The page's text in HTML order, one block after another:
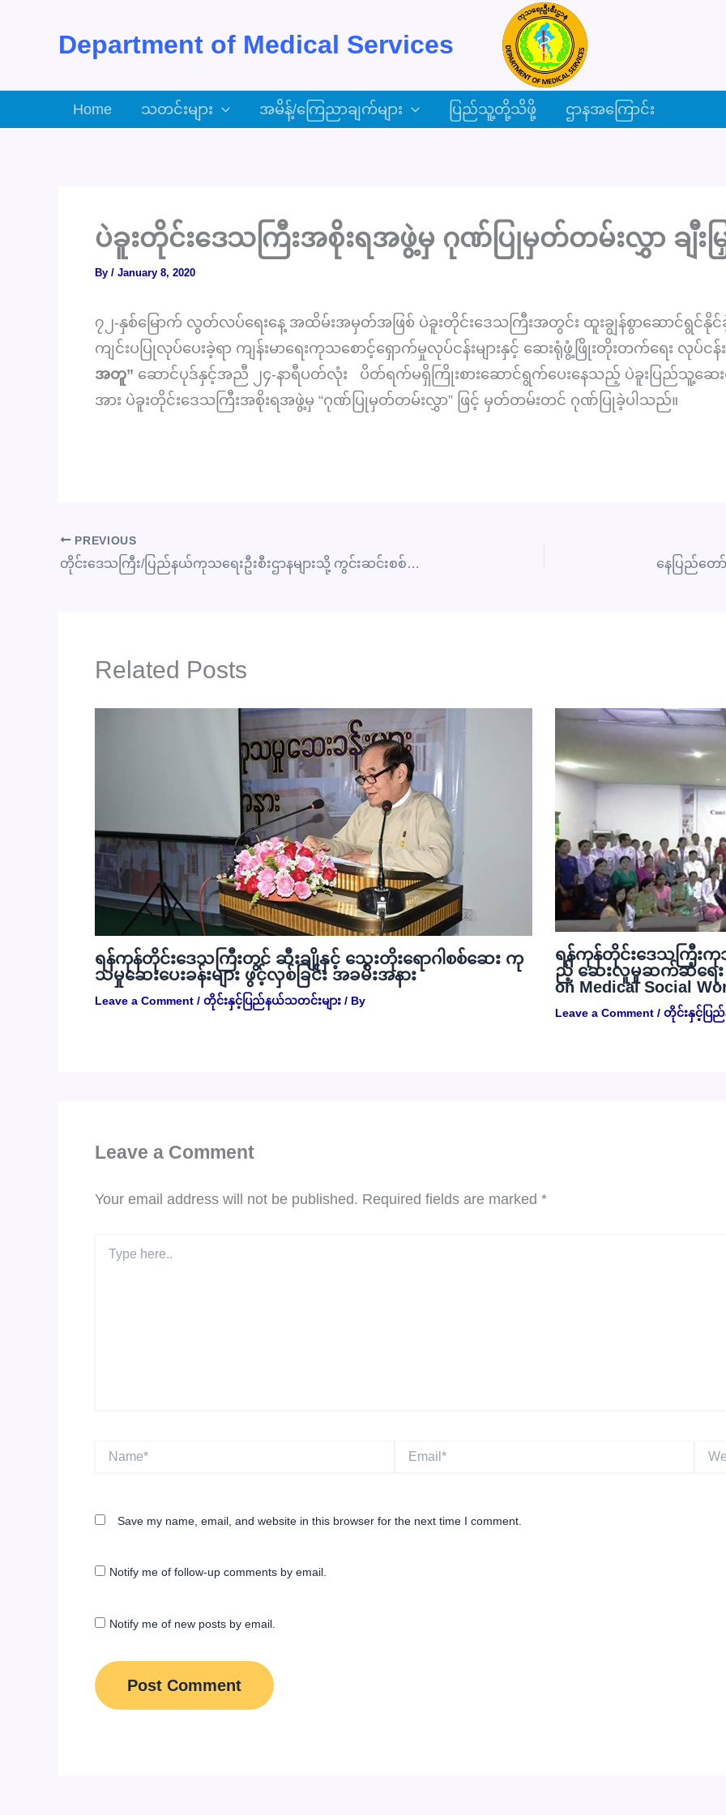
Department of Medical Services
Home သတင်းများ အမိန့်/ကြေညာချက်များ ပြည်သူ့တို့သိဖို့ ဌာနအကြောင်း
ပဲခူးတိုင်းဒေသကြီးအစိုးရအဖွဲ့မှ ဂုဏ်ပြုမှတ်တမ်းလွှာ ချီးမြှ
By / January 8, 2020
၇၂-နှစ်မြောက် လွတ်လပ်ရေးနေ့ အထိမ်းအမှတ်အဖြစ် ပဲခူးတိုင်းဒေသကြီးအတွင်း ထူးချွန်စွာဆောင်ရွင်နိုင်ခဲ့
ကျင်းပပြုလုပ်ပေးခဲ့ရာ ကျန်းမာရေးကုသစောင့်ရှောက်မှုလုပ်ငန်းများနှင့် ဆေးရုံဖွံ့ဖြိုးတိုးတက်ရေး လုပ်
အတူ” ဆောင်ပုဒ်နှင့်အညီ ၂၄-နာရီပတ်လုံး ပိတ်ရက်မရှိကြိုးစားဆောင်ရွက်ပေးနေသည့် ပဲခူးပြည်သူ့ဆေး
အား ပဲခူးတိုင်းဒေသကြီးအစိုးရအဖွဲ့မှ “ဂုဏ်ပြုမှတ်တမ်းလွှာ” ဖြင့် မှတ်တမ်းတင် ဂုဏ်ပြုခဲ့ပါသည်။
PREVIOUS
တိုင်းဒေသကြီး/ပြည်နယ်ကုသရေးဦးစီးဌာနများသို့ ကွင်းဆင်းစစ်ဆေးခြင်း
Related Posts
ရန်ကုန်တိုင်းဒေသကြီးတွင် ဆီးချိုနှင့် သွေးတိုးရောဂါစစ်ဆေး ကု
သမှုဆေးပေးခန်းများ ဖွင့်လှစ်ခြင်း အခမ်းအနား
Leave a Comment / တိုင်းနှင့်ပြည်နယ်သတင်းများ / By
ရန်ကုန်တိုင်းဒေသကြီးကု
ည့် ဆေးလူမှုဆက်ဆံရေး လု
on Medical Social
Leave a Comment / တိုင်းနှင့်ပြ
Leave a Comment
Your email address will not be published. Required fields are marked *
here..
Name* Email*
Save my name, email, and website in this browser for the next time I comment.
Notify me of follow-up comments by email.
Notify me of new posts by email.